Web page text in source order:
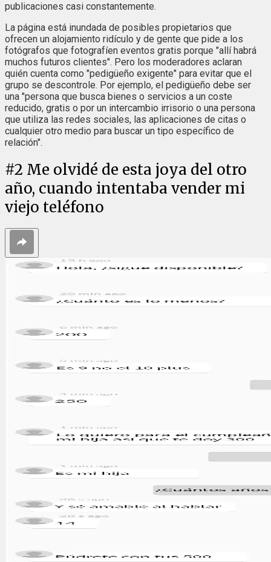
publicaciones casi constantemente.
La página está inundada de posibles propietarios que
ofrecen un alojamiento ridículo y de gente que pide a los
fotógrafos que fotografíen eventos gratis porque "allí habrá
muchos futuros clientes". Pero los moderadores aclaran
quién cuenta como "pedigüeño exigente" para evitar que el
grupo se descontrole. Por ejemplo, el pedigüeño debe ser
una "persona que busca bienes o servicios a un coste
reducido, gratis o por un intercambio irrisorio o una persona
que utiliza las redes sociales, las aplicaciones de citas o
cualquier otro medio para buscar un tipo específico de
relación".
#2 Me olvidé de esta joya del otro
año, cuando intentaba vender mi
viejo teléfono